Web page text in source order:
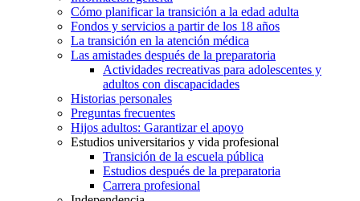
Cómo planificar la transición a la edad adulta
Fondos y servicios a partir de los 18 años
La transición en la atención médica
Las amistades después de la preparatoria
Actividades recreativas para adolescentes y
adultos con discapacidades
Historias personales
Preguntas frecuentes
Hijos adultos: Garantizar el apoyo
Estudios universitarios y vida profesional
Transición de la escuela pública
Estudios después de la preparatoria
Carrera profesional